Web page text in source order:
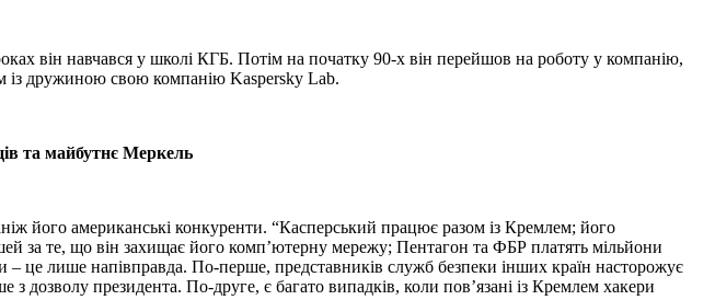
він навчався у школі КГБ. Потім на початку 90-х він перейшов на роботу у компанію,
із дружиною свою компанію Kaspersky Lab.
та майбутнє Меркель
його американські конкуренти. “Касперський працює разом із Кремлем; його
за те, що він захищає його комп’ютерну мережу; Пентагон та ФБР платять мільйони
це лише напівправда. По-перше, представників служб безпеки інших країн насторожує
дозволу президента. По-друге, є багато випадків, коли пов’язані із Кремлем хакери